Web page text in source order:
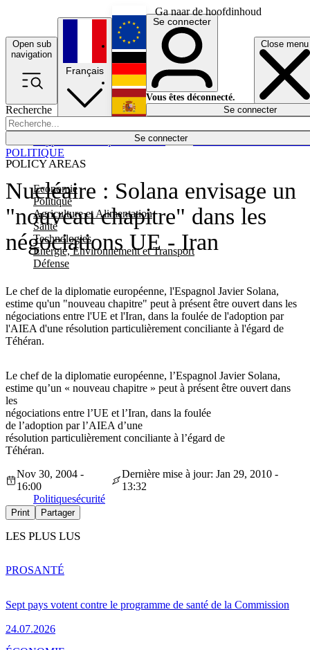
Ga naar de hoofdinhoud
Open sub
navigation
Close menu
Recherche
Se connecter
POLICY AREAS
Economie
Politique
Agriculture et Alimentation
Santé
Technologies
Energie, Environnement et Transport
Défense
Économie
Français
English
Deutsch
Español
Se connecter
Vous êtes déconnecté.
Se connecter
Nucléaire : Solana envisage un
"nouveau chapitre" dans les
négociations UE - Iran
Le chef de la diplomatie européenne, l'Espagnol Javier Solana,
estime qu'un "nouveau chapitre" peut à présent être ouvert dans les
négociations entre l'UE et l'Iran, dans la foulée de l'adoption par
l'AIEA d'une résolution particulièrement conciliante à l'égard de
Téhéran.
POLITIQUE
Le chef de la diplomatie européenne, l’Espagnol Javier Solana,
estime qu’un « nouveau chapitre » peut à présent être ouvert dans
les
négociations entre l’UE et l’Iran, dans la foulée
de l’adoption par l’AIEA d’une
résolution particulièrement conciliante à l’égard de
Téhéran.
Nov 30, 2004 -
16:00
Dernière mise à jour: Jan 29, 2010 -
13:32
Politiquesécurité
Print Partager
LES PLUS LUS
Sept pays votent contre le programme de santé de la Commission
24.07.2026
PROSANTÉ